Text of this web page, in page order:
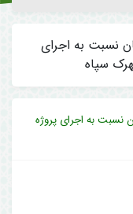
نسبت به اجرای
سپاه
نسبت به اجرای پروژه